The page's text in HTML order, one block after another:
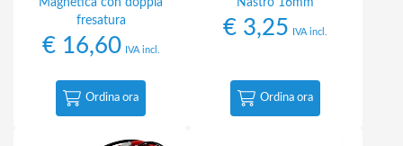
Magnetica con doppia
fresatura
€16,60 IVA incl.
Ordina ora
Nastro 16mm
€ 3,25 IVA incl.
Ordina ora